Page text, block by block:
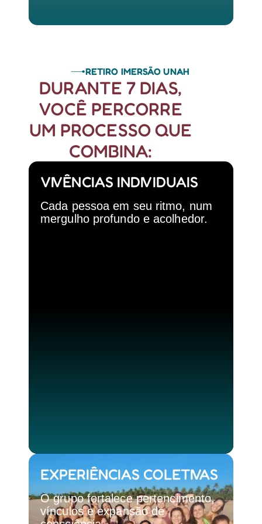
RETIRO IMERSÃO UNAH
DURANTE 7 DIAS,
VOCÊ PERCORRE
UM PROCESSO QUE
COMBINA:
VIVÊNCIAS INDIVIDUAIS
Cada pessoa em seu ritmo, num
mergulho profundo e acolhedor.
EXPERIÊNCIAS COLETIVAS
O grupo fortalece pertencimento,
vínculos e expansão de